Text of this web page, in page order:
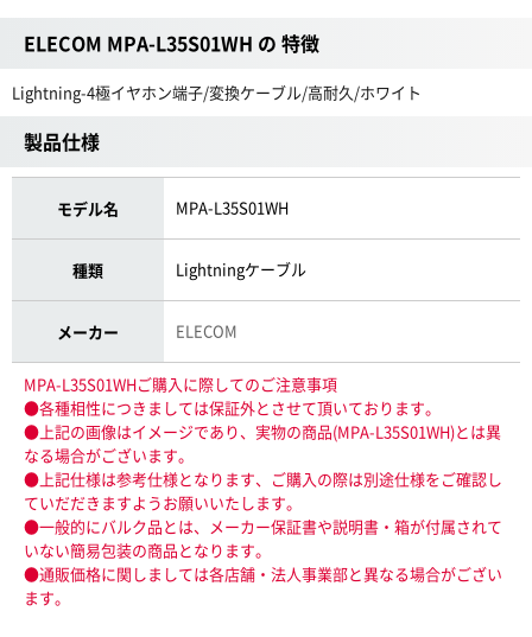
ELECOM MPA-L35S01WH の 特徴
Lightning-4極イヤホン端子/変換ケーブル/高耐久/ホワイト
製品仕様
モデル名 MPA-L35S01WH
種類 Lightningケーブル
メーカー ELECOM
MPA-L35S01WHご購入に際してのご注意事項
●各種相性につきましては保証外とさせて頂いております。
●上記の画像はイメージであり、実物の商品(MPA-L35S01WH)とは異
なる場合がございます。
●上記仕様は参考仕様となります、ご購入の際は別途仕様をご確認し
ていだだきますようお願いいたします。
●一般的にバルク品とは、メーカー保証書や説明書・箱が付属されて
いない簡易包装の商品となります。
●通販価格に関しましては各店舗・法人事業部と異なる場合がござい
ます。